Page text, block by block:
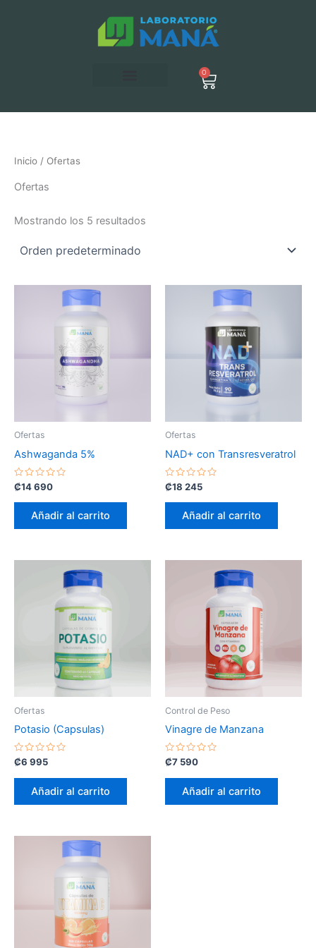
0
Carrito
Inicio / Ofertas
Ofertas
Mostrando los 5 resultados
Ofertas
Ashwaganda 5%
Valorado
con
0
₡14 690
Añadir al carrito
Ofertas
NAD+ con Transresveratrol
Valorado
con
0
₡18 245
Añadir al carrito
Ofertas
Potasio (Capsulas)
Valorado
con
0
₡6 995
Añadir al carrito
Control de Peso
Vinagre de Manzana
Valorado
con
0
₡7 590
Añadir al carrito